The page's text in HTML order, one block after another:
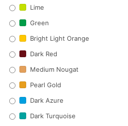
Lime
Green
Bright Light Orange
Dark Red
Medium Nougat
Pearl Gold
Dark Azure
Dark Turquoise